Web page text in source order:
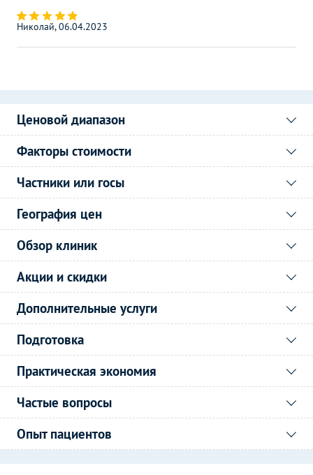
Николай, 06.04.2023
Ценовой диапазон
Факторы стоимости
Частники или госы
География цен
Обзор клиник
Акции и скидки
Дополнительные услуги
Подготовка
Практическая экономия
Частые вопросы
Опыт пациентов